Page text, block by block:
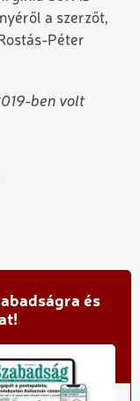
a szerzőt,
Péter
ben volt
és